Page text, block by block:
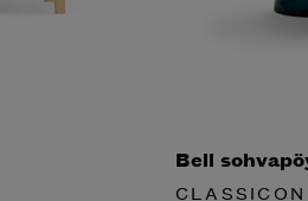
Bell
CLASSICON